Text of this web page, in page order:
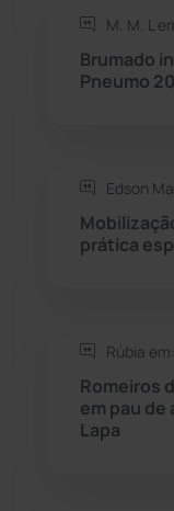
Rio de
Rio do
Saúde
Sítio do
M. M. L
Brumado
Pneumo
Edson
prática
Rúbia em:
Romeiros
em pau de
Lapa